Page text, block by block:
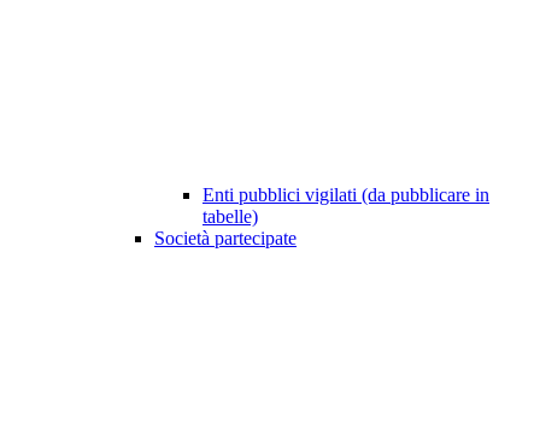
Enti pubblici vigilati (da pubblicare in
tabelle)
Società partecipate